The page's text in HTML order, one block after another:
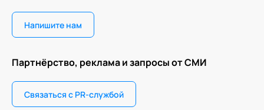
Напишите нам
Партнёрство, реклама и запросы от СМИ
Связаться с PR-службой